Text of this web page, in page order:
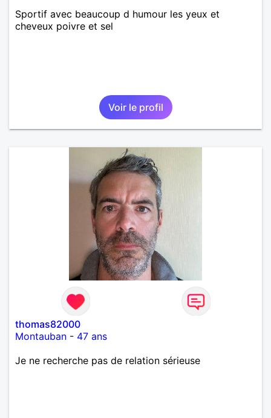
Sportif avec beaucoup d humour les yeux et
cheveux poivre et sel
Voir le profil
thomas82000
Montauban - 47 ans
Je ne recherche pas de relation sérieuse